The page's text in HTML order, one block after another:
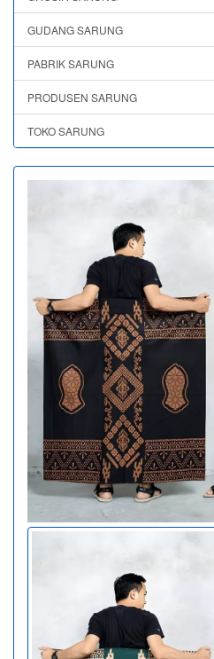
GUDANG SARUNG
PABRIK SARUNG
PRODUSEN SARUNG
TOKO SARUNG